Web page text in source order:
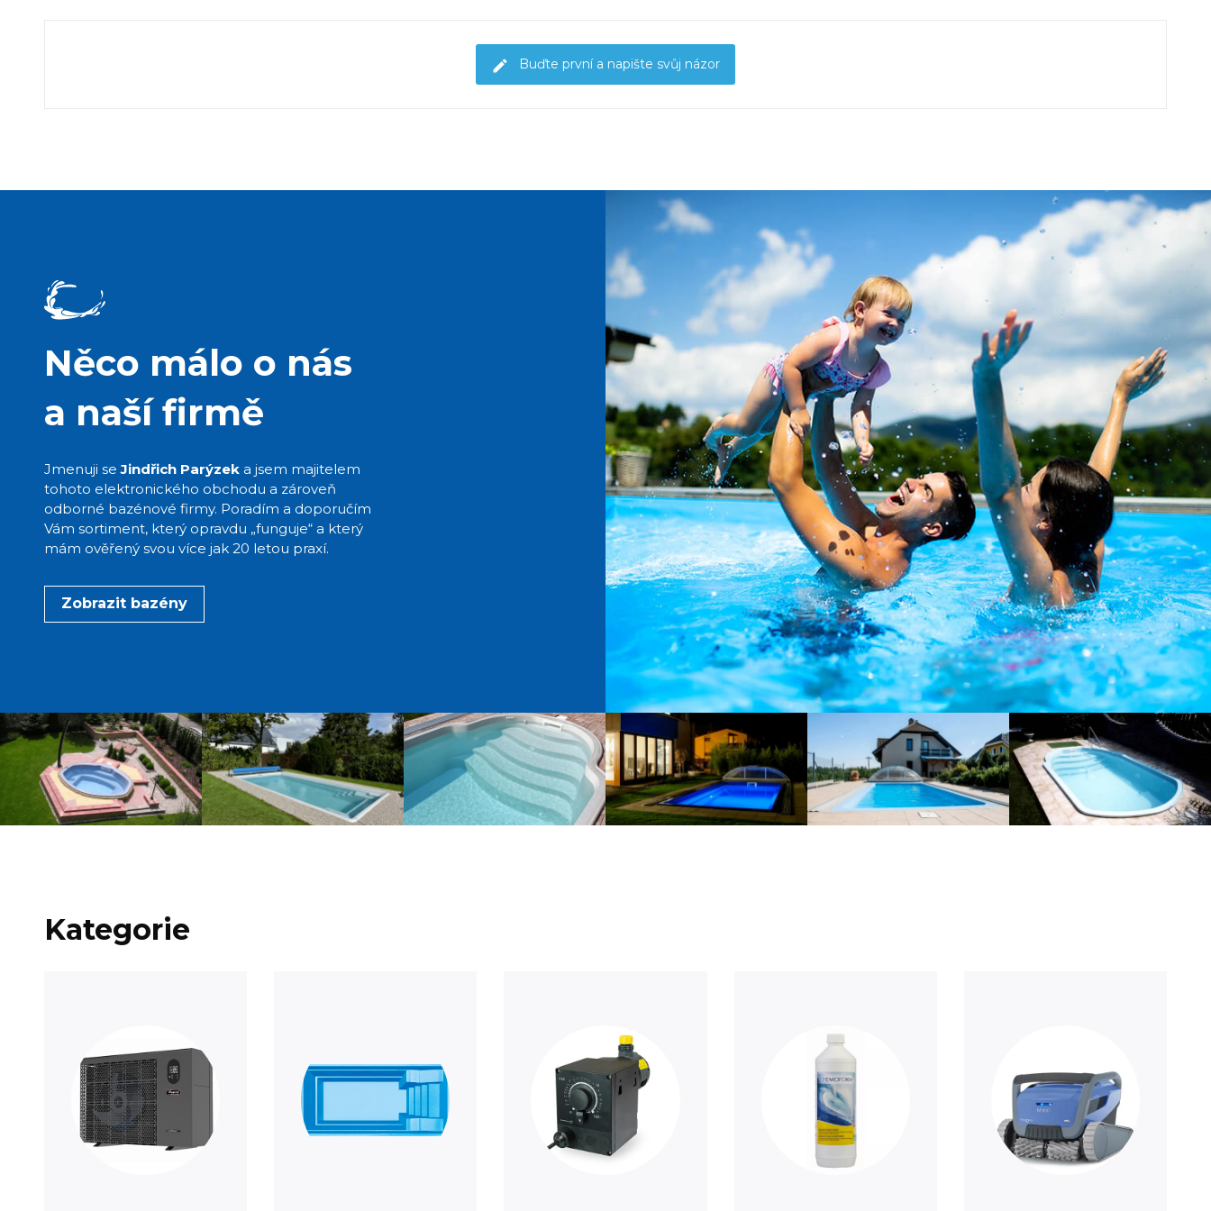
Buďte první a napište svůj názor
Něco málo o nás
a naší firmě
Jmenuji seJindřich Parýzeka jsem majitelem
tohoto elektronického obchodu a zároveň
odborné bazénové firmy. Poradím a doporučím
Vám sortiment, který opravdu „funguje“ a který
mám ověřený svou více jak 20 letou praxí.
Zobrazit bazény
Kategorie